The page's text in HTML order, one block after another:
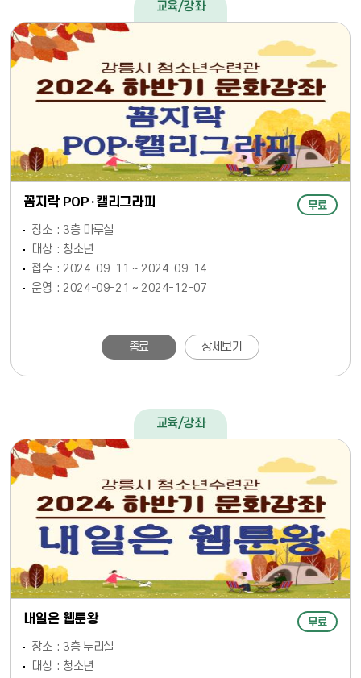
교육/강좌
꼼지락 POP·캘리그라피 무료
장소
3층 마루실
대상
청소년
접수
2024-09-11 ~ 2024-09-14
운영
2024-09-21 ~ 2024-12-07
종료 상세보기
교육/강좌
내일은 웹툰왕 무료
장소
3층 누리실
대상
청소년